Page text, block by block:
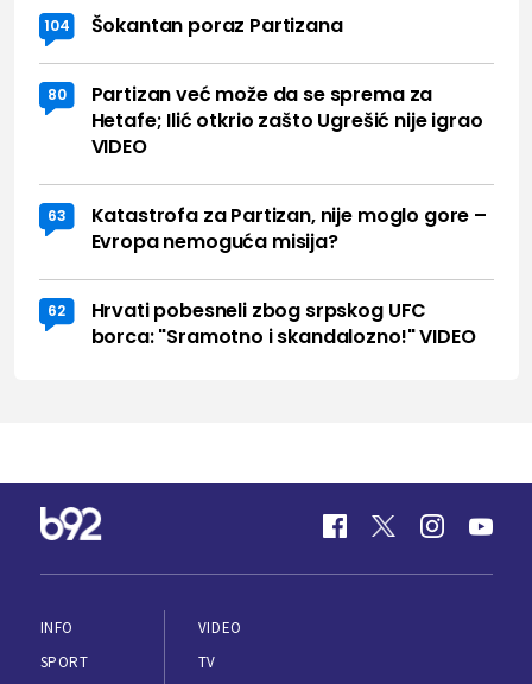
104 Šokantan poraz Partizana
80
Partizan već može da se sprema za
Hetafe; Ilić otkrio zašto Ugrešić nije igrao
VIDEO
63
Katastrofa za Partizan, nije moglo gore –
Evropa nemoguća misija?
62
Hrvati pobesneli zbog srpskog UFC
borca: "Sramotno i skandalozno!" VIDEO
INFO
SPORT
VIDEO
TV